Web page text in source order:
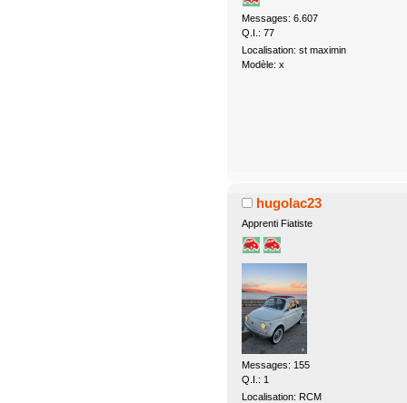
Messages: 6.607
Q.I.: 77
Localisation: st maximin
Modèle: x
hugolac23
Apprenti Fiatiste
Messages: 155
Q.I.: 1
Localisation: RCM